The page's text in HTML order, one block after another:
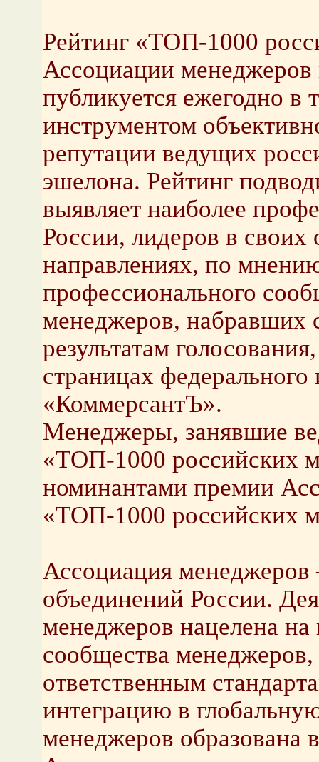
Рейтинг «ТОП-1000
Ассоциации
публикуется ежегодно в
инструментом
репутации ведущих
эшелона. Рейтинг
выявляет наиболее
России, лидеров в
направлениях, по
профессионального
менеджеров, набравших
результатам
страницах федерального
«КоммерсантЪ».
Менеджеры, занявшие
«ТОП-1000 российских
номинантами премии
«ТОП-1000 российских
Ассоциация
объединений России.
менеджеров нацелена на
сообщества
ответственным
интеграцию в
менеджеров образована